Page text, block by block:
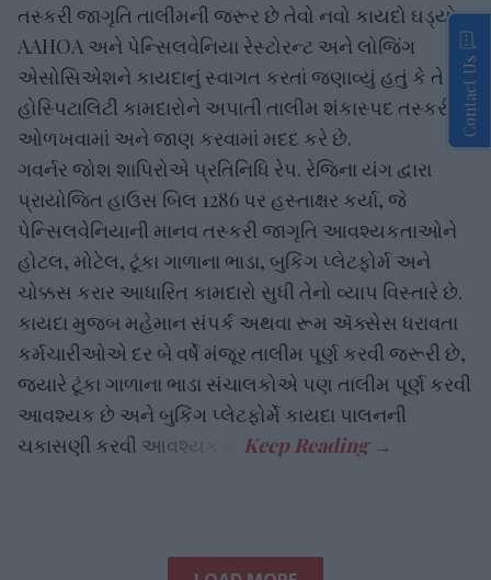
તસ્કરી જાગૃતિ તાલીમની જરૂર છે તેવો નવો કાયદો ઘડ્યો.
AAHOA અને પેન્સિલવેનિયા રેસ્ટોરન્ટ અને લોજિંગ
એસોસિએશને કાયદાનું સ્વાગત કરતાં જણાવ્યું હતું કે તે
હોસ્પિટાલિટી કામદારોને અપાતી તાલીમ શંકાસ્પદ તસ્કરીને
ઓળખવામાં અને જાણ કરવામાં મદદ કરે છે.
ગવર્નર જોશ શાપિરોએ પ્રતિનિધિ રેપ. રેજિના યંગ દ્વારા
પ્રાયોજિત હાઉસ બિલ 1286 પર હસ્તાક્ષર કર્યા, જે
પેન્સિલવેનિયાની માનવ તસ્કરી જાગૃતિ આવશ્યકતાઓને
હોટલ, મોટેલ, ટૂંકા ગાળાના ભાડા, બુકિંગ પ્લેટફોર્મ અને
ચોક્કસ કરાર આધારિત કામદારો સુધી તેનો વ્યાપ વિસ્તારે છે.
કાયદા મુજબ મહેમાન સંપર્ક અથવા રૂમ ઍક્સેસ ધરાવતા
કર્મચારીઓએ દર બે વર્ષે મંજૂર તાલીમ પૂર્ણ કરવી જરૂરી છે,
જ્યારે ટૂંકા ગાળાના ભાડા સંચાલકોએ પણ તાલીમ પૂર્ણ કરવી
આવશ્યક છે અને બુકિંગ પ્લેટફોર્મે કાયદા પાલનની
ચકાસણી કરવી આવશ્યક છે.
Contact Us